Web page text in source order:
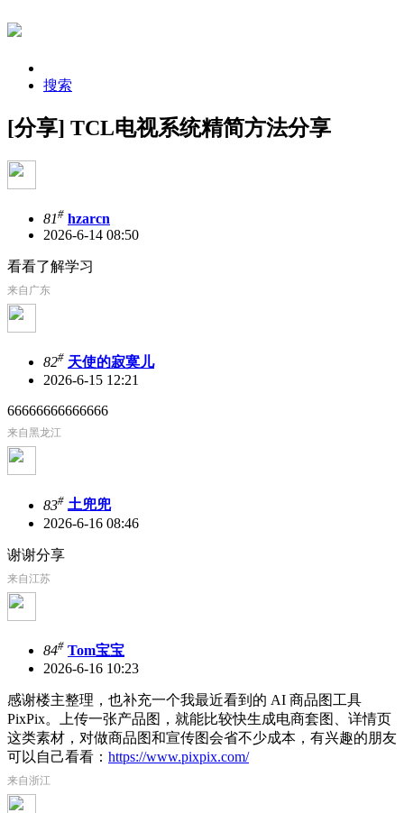
搜索
[分享] TCL电视系统精简方法分享
81# hzarcn
2026-6-14 08:50
看看了解学习
来自广东
82# 天使的寂寞儿
2026-6-15 12:21
66666666666666
来自黑龙江
83# 土兜兜
2026-6-16 08:46
谢谢分享
来自江苏
84# Tom宝宝
2026-6-16 10:23
感谢楼主整理，也补充一个我最近看到的 AI 商品图工具
PixPix。上传一张产品图，就能比较快生成电商套图、详情页
这类素材，对做商品图和宣传图会省不少成本，有兴趣的朋友
可以自己看看： https://www.pixpix.com/
来自浙江